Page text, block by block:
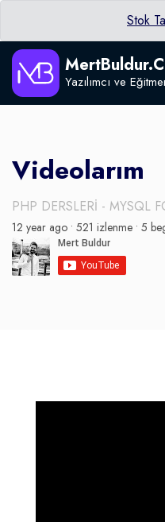
Stok
Yazılımcı ve
Videolarım
PHP DERSLERİ - MYSQL
12 year ago • 521 izlenme • 5